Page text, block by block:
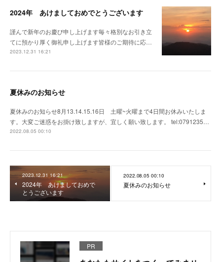
2024年 あけましておめでとうございます
謹んで新年のお慶び申し上げます毎々格別なお引き立
てに預かり厚く御礼申し上げます皆様のご期待に応…
2023.12.31 16:21
夏休みのお知らせ
夏休みのお知らせ8月13.14.15.16日 土曜~火曜まで4日間お休みいたしま
す。大変ご迷惑をお掛け致しますが、宜しく願い致します。 tel:0791235…
2022.08.05 00:10
2023.12.31 16:21
2024年 あけましておめで
とうございます
2022.08.05 00:10
夏休みのお知らせ
PR